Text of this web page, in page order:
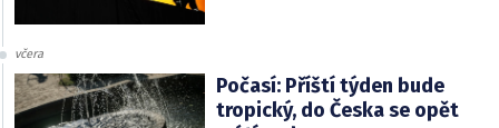
včera
Počasí: Příští týden bude
tropický, do Česka se opět